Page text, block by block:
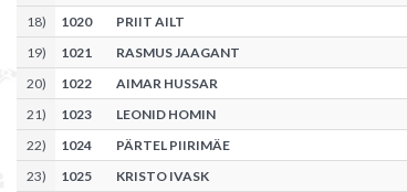
18) 1020 PRIIT AILT
19) 1021 RASMUS JAAGANT
20) 1022 AIMAR HUSSAR
21) 1023 LEONID HOMIN
22) 1024 PÄRTEL PIIRIMÄE
23) 1025 KRISTO IVASK